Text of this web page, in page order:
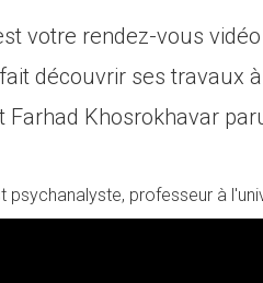
votre rendez-vous
découvrir ses travaux
Farhad Khosrokhavar
psychanalyste, professeur à